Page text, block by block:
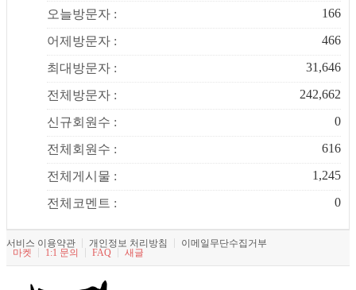
오늘방문자 : 166
어제방문자 : 466
최대방문자 : 31,646
전체방문자 : 242,662
신규회원수 : 0
전체회원수 : 616
전체게시물 : 1,245
전체코멘트 : 0
서비스 이용약관 개인정보 처리방침
이메일무단수집거부
마켓
1:1 문의 FAQ 새글